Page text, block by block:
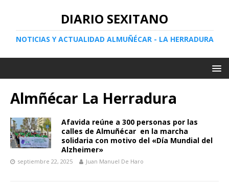
DIARIO SEXITANO
NOTICIAS Y ACTUALIDAD ALMUÑÉCAR - LA HERRADURA
Almñécar La Herradura
Afavida reúne a 300 personas por las
calles de Almuñécar en la marcha
solidaria con motivo del «Día Mundial del
Alzheimer»
septiembre 22, 2025 Juan Manuel De Haro